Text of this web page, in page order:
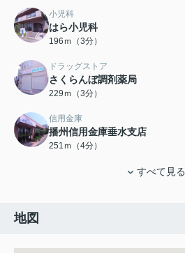
小児科
はら小児科
196ｍ（3分）
ドラッグストア
さくらんぼ調剤薬局
229ｍ（3分）
信用金庫
播州信用金庫垂水支店
251ｍ（4分）
すべて見る
地図